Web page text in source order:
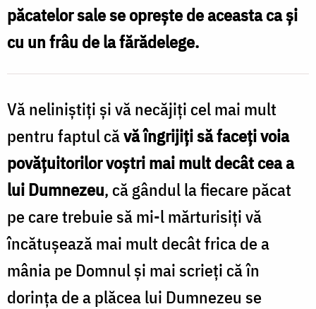
păcatelor sale se oprește de aceasta ca și
cu un frâu de la fărădelege.
Vă neliniștiți și vă necăjiți cel mai mult
pentru faptul căvă îngrijiți să faceți voia
povățuitorilor voștri mai mult decât cea a
lui Dumnezeu, că gândul la fiecare păcat
pe care trebuie să mi-l mărturisiți vă
încătușează mai mult decât frica de a
mânia pe Domnul și mai scrieți că în
dorința de a plăcea lui Dumnezeu se